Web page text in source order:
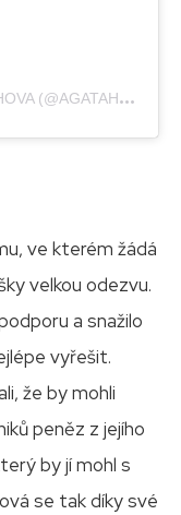
P
ŘÍSPĚVEK SDÍLENÝ AGATA HANYCHOVA (@AGATAHANYCHOVA)
ve kterém žádá
velkou odezvu.
a snažilo
vyřešit.
že by mohli
peněz z jejího
by jí mohl s
se tak díky své